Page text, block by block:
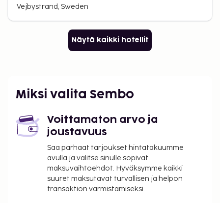
Vejbystrand, Sweden
Näytä kaikki hotellit
Miksi valita Sembo
Voittamaton arvo ja
joustavuus
Saa parhaat tarjoukset hintatakuumme
avulla ja valitse sinulle sopivat
maksuvaihtoehdot. Hyväksymme kaikki
suuret maksutavat turvallisen ja helpon
transaktion varmistamiseksi.